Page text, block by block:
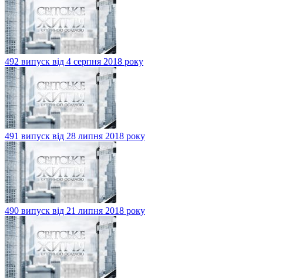
492 випуск від 4 серпня 2018 року
491 випуск від 28 липня 2018 року
490 випуск від 21 липня 2018 року